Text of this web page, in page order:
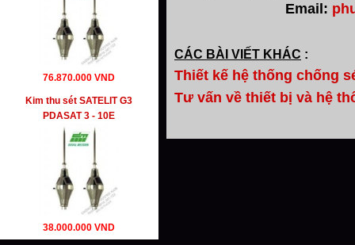
76.870.000 VND
Kim thu sét SATELIT G3
PDASAT 3 - 10E
38.000.000 VND
Email:
CÁC BÀI VIẾT KHÁC :
Thiết kế hệ thống chống
Tư vấn về thiết bị và hệ